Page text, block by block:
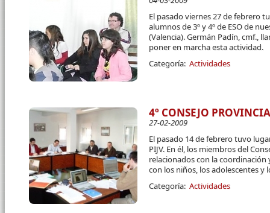
El pasado viernes 27 de febrero
alumnos de 3º y 4º de ESO de
(Valencia). Germán Padín, cmf.,
poner en marcha esta actividad.
Categoría: Actividades
4º CONSEJO
27-02-2009
El pasado 14 de febrero tuvo
PIJV. En él, los miembros del
relacionados con la
con los niños, los adolescentes y
Categoría: Actividades